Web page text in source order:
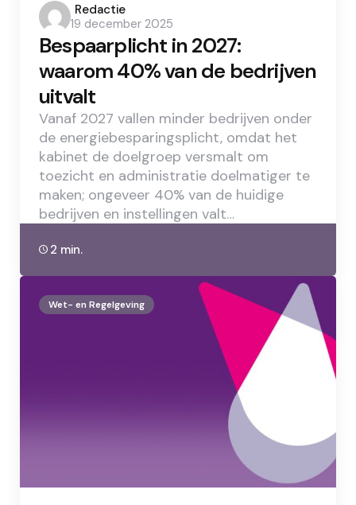
Posted
by
Redactie
19 december 2025
Bespaarplicht in 2027:
waarom 40% van de bedrijven
uitvalt
Vanaf 2027 vallen minder bedrijven onder
de energiebesparingsplicht, omdat het
kabinet de doelgroep versmalt om
toezicht en administratie doelmatiger te
maken; ongeveer 40% van de huidige
bedrijven en instellingen valt…
2 min.
Wet- en Regelgeving